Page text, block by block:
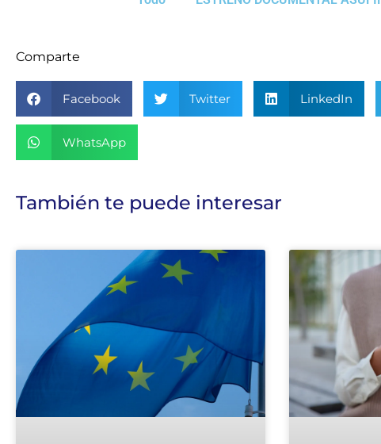
Comparte
Facebook Twitter LinkedIn
WhatsApp
También te puede interesar